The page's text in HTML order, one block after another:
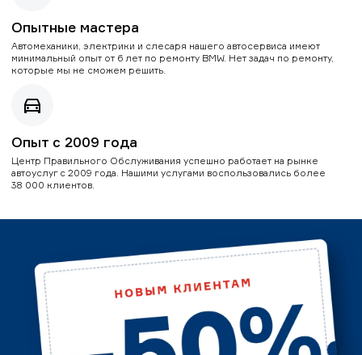
Опытные мастера
Автомеханики, электрики и слесаря нашего автосервиса имеют
минимальный опыт от 6 лет по ремонту BMW. Нет задач по ремонту,
которые мы не сможем решить.
Опыт с 2009 года
Центр Правильного Обслуживания успешно работает на рынке
автоуслуг с 2009 года. Нашими услугами воспользовались более
38 000 клиентов.